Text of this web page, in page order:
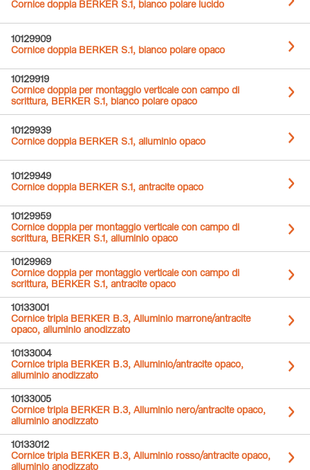
Cornice doppia BERKER S.1, bianco polare lucido
10129909
Cornice doppia BERKER S.1, bianco polare opaco
10129919
Cornice doppia per montaggio verticale con campo di
scrittura, BERKER S.1, bianco polare opaco
10129939
Cornice doppia BERKER S.1, alluminio opaco
10129949
Cornice doppia BERKER S.1, antracite opaco
10129959
Cornice doppia per montaggio verticale con campo di
scrittura, BERKER S.1, alluminio opaco
10129969
Cornice doppia per montaggio verticale con campo di
scrittura, BERKER S.1, antracite opaco
10133001
Cornice tripla BERKER B.3, Alluminio marrone/antracite
opaco, alluminio anodizzato
10133004
Cornice tripla BERKER B.3, Alluminio/antracite opaco,
alluminio anodizzato
10133005
Cornice tripla BERKER B.3, Alluminio nero/antracite opaco,
alluminio anodizzato
10133012
Cornice tripla BERKER B.3, Alluminio rosso/antracite opaco,
alluminio anodizzato